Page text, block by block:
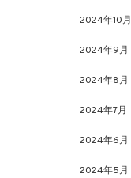
2024年10月
2024年9月
2024年8月
2024年7月
2024年6月
2024年5月